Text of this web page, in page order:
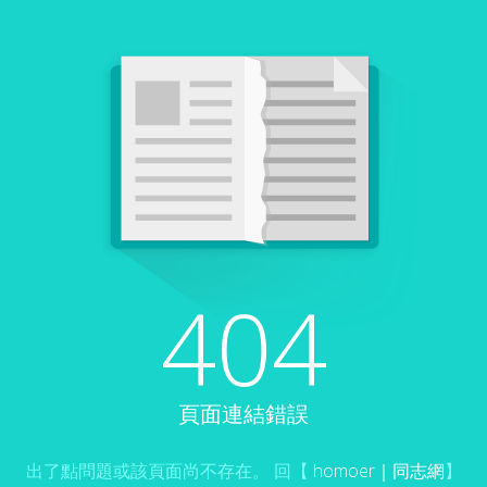
404
頁面連結錯誤
出了點問題或該頁面尚不存在。 回【 homoer｜同志網】